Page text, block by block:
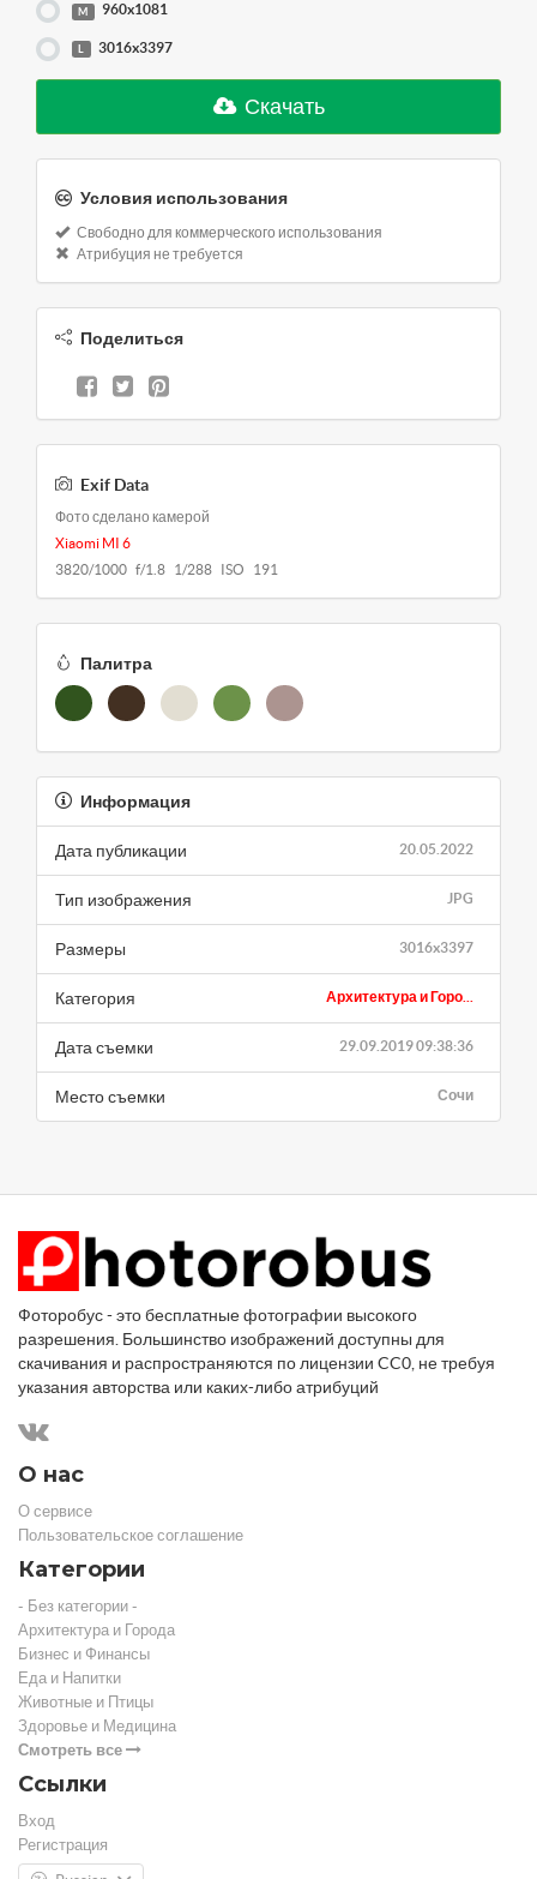
M 960x1081
3016x3397
Скачать
Условия использования
Свободно для коммерческого использования
Атрибуция не требуется
Поделиться
Exif Data
Фото сделано камерой
Xiaomi MI 6
3820/1000 f/1.8 1/288 ISO 191
Палитра
Информация
20.05.2022
Дата публикации
JPG
Тип изображения
3016x3397
Размеры
Архитектура и Горо...
Категория
29.09.2019 09:38:36
Дата съемки
Сочи
Место съемки
Фоторобус - это бесплатные фотографии высокого
разрешения. Большинство изображений доступны для
скачивания и распространяются по лицензии CC0, не требуя
указания авторства или каких-либо атрибуций
О нас
О сервисе
Пользовательское соглашение
Категории
- Без категории -
Архитектура и Города
Бизнес и Финансы
Еда и Напитки
Животные и Птицы
Здоровье и Медицина
Смотреть все
Ссылки
Вход
Регистрация